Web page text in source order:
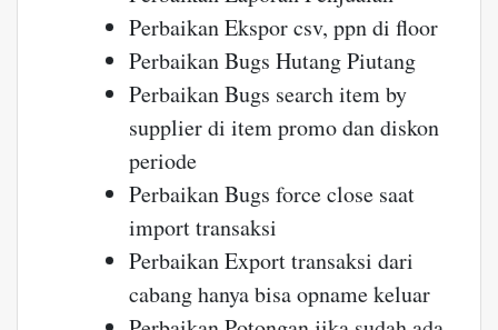
Perbaikan Ekspor csv, ppn di floor
Perbaikan Bugs Hutang Piutang
Perbaikan Bugs search item by
supplier di item promo dan diskon
periode
Perbaikan Bugs force close saat
import transaksi
Perbaikan Export transaksi dari
cabang hanya bisa opname keluar